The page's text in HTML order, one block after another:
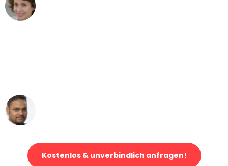
Kostenlos & unverbindlich anfragen!